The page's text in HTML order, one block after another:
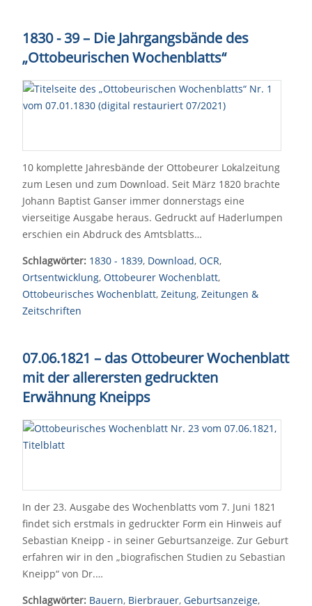
1830 - 39 – Die Jahrgangsbände des
„Ottobeurischen Wochenblatts“
10 komplette Jahresbände der Ottobeurer Lokalzeitung
zum Lesen und zum Download. Seit März 1820 brachte
Johann Baptist Ganser immer donnerstags eine
vierseitige Ausgabe heraus. Gedruckt auf Haderlumpen
erschien ein Abdruck des Amtsblatts…
Schlagwörter: 1830 - 1839, Download, OCR,
Ortsentwicklung, Ottobeurer Wochenblatt,
Ottobeurisches Wochenblatt, Zeitung, Zeitungen &
Zeitschriften
07.06.1821 – das Ottobeurer Wochenblatt
mit der allerersten gedruckten
Erwähnung Kneipps
In der 23. Ausgabe des Wochenblatts vom 7. Juni 1821
findet sich erstmals in gedruckter Form ein Hinweis auf
Sebastian Kneipp - in seiner Geburtsanzeige. Zur Geburt
erfahren wir in den „biografischen Studien zu Sebastian
Kneipp“ von Dr.…
Schlagwörter: Bauern, Bierbrauer, Geburtsanzeige,